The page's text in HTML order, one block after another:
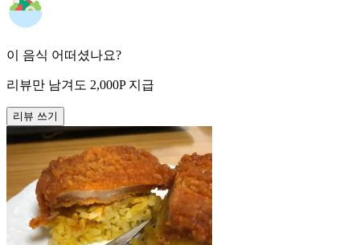
이 음식 어떠셨나요?
리뷰만 남겨도 2,000P 지급
리뷰 쓰기